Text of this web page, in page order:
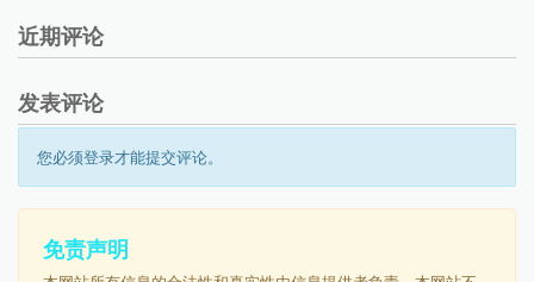
近期评论
发表评论
您必须登录才能提交评论。
免责声明